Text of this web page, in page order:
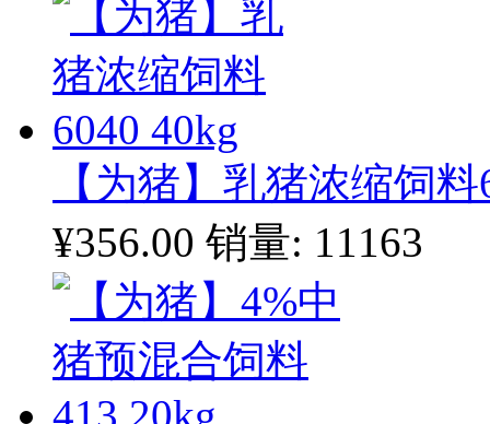
【为猪】乳猪浓缩饲
¥356.00 销量: 11163